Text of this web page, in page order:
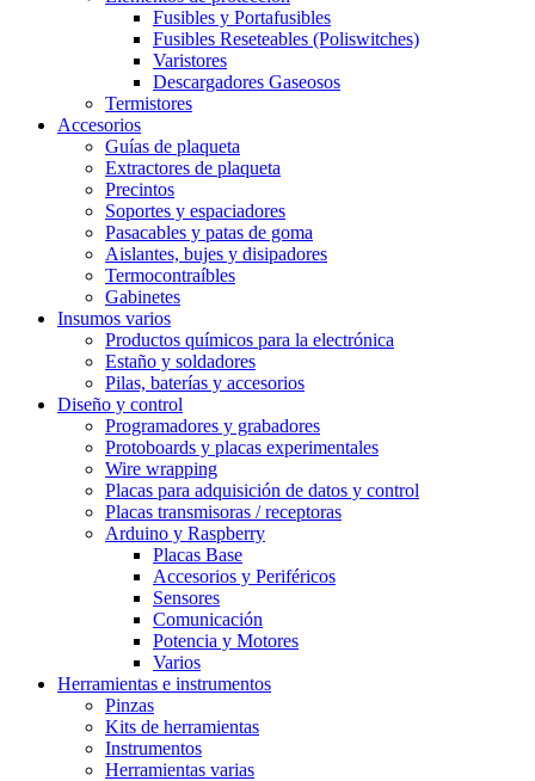
Fusibles y Portafusibles
Fusibles Reseteables (Poliswitches)
Varistores
Descargadores Gaseosos
Termistores
Accesorios
Guías de plaqueta
Extractores de plaqueta
Precintos
Soportes y espaciadores
Pasacables y patas de goma
Aislantes, bujes y disipadores
Termocontraíbles
Gabinetes
Insumos varios
Productos químicos para la electrónica
Estaño y soldadores
Pilas, baterías y accesorios
Diseño y control
Programadores y grabadores
Protoboards y placas experimentales
Wire wrapping
Placas para adquisición de datos y control
Placas transmisoras / receptoras
Arduino y Raspberry
Placas Base
Accesorios y Periféricos
Sensores
Comunicación
Potencia y Motores
Varios
Herramientas e instrumentos
Pinzas
Kits de herramientas
Instrumentos
Herramientas varias